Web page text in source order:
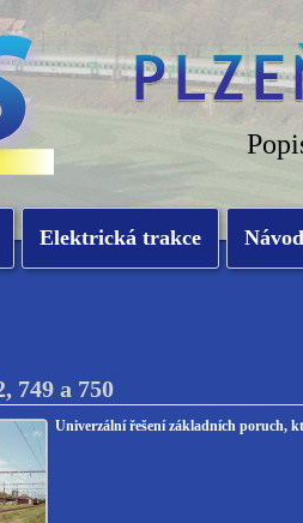
Elektrická trakce
749 a 750
Univerzální řešení základních poruch,